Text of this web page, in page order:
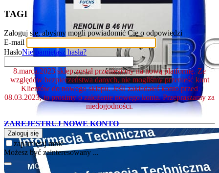
TAGI
Zaloguj się, abyśmy mogli powiadomić Cię o odpowiedzi
E-mail
HasłoNie pamiętasz hasła?
8.marca.2023 sklep został przeniesiony na nową platformę. Ze
względów bezpieczeństwa danych, nie mogliśmy przenieść kont
Klientów do nowego sklepu. Jeśli zakładałeś konto przed
08.03.2023, to prosimy o założenie nowego konta. Przepraszamy za
niedogodności.
ZAREJESTRUJ NOWE KONTO
Zaloguj się
zapamiętaj mnie
Możesz być zainteresowany ...